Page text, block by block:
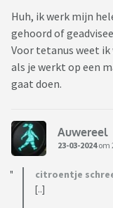
Huh, ik werk mijn
gehoord of
Voor tetanus weet
als je werkt op een
gaat doen.
Auwereel
23-03-2024om
citroentje
[..]